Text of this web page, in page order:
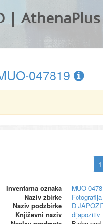
| AthenaPlus
047819
Inventarna oznaka
MUO-
Naziv zbirke
Naziv podzbirke
Književni naziv
dijapozitiv